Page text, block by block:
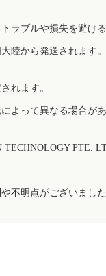
ブルや損失を避け
陸から発送されま
れます。
よって異なる場合
PTE.
不明点がございま